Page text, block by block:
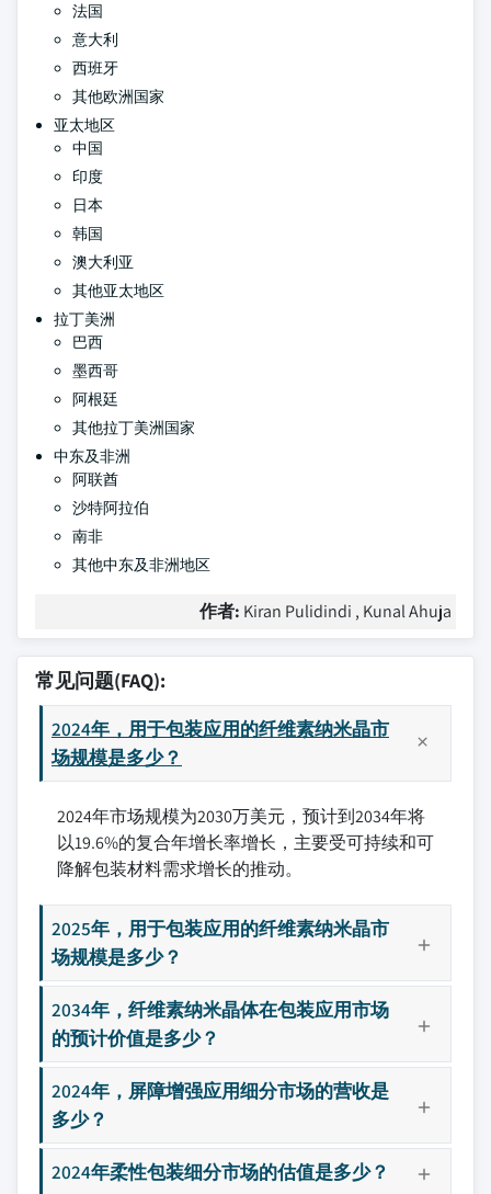
法国
意大利
西班牙
其他欧洲国家
亚太地区
中国
印度
日本
韩国
澳大利亚
其他亚太地区
拉丁美洲
巴西
墨西哥
阿根廷
其他拉丁美洲国家
中东及非洲
阿联酋
沙特阿拉伯
南非
其他中东及非洲地区
作者: Kiran Pulidindi , Kunal Ahuja
常见问题(FAQ):
2024年，用于包装应用的纤维素纳米晶市
场规模是多少？
2024年市场规模为2030万美元，预计到2034年将
以19.6%的复合年增长率增长，主要受可持续和可
降解包装材料需求增长的推动。
2025年，用于包装应用的纤维素纳米晶市
场规模是多少？
2034年，纤维素纳米晶体在包装应用市场
的预计价值是多少？
2024年，屏障增强应用细分市场的营收是
多少？
2024年柔性包装细分市场的估值是多少？